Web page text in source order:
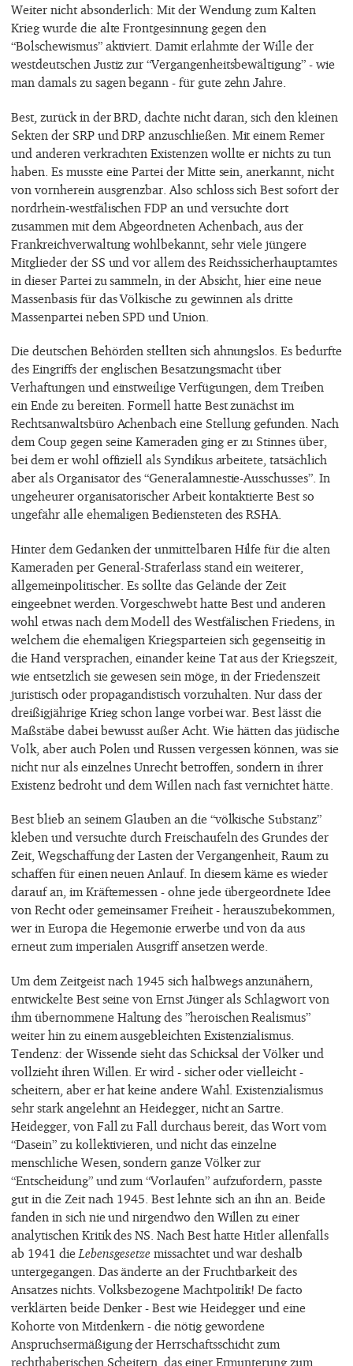
Weiter nicht absonderlich: Mit der Wendung zum Kalten
Krieg wurde die alte Frontgesinnung gegen den
“Bolschewismus” aktiviert. Damit erlahmte der Wille der
westdeutschen Justiz zur “Vergangenheitsbewältigung” - wie
man damals zu sagen begann - für gute zehn Jahre.
Best, zurück in der BRD, dachte nicht daran, sich den kleinen
Sekten der SRP und DRP anzuschließen. Mit einem Remer
und anderen verkrachten Existenzen wollte er nichts zu tun
haben. Es musste eine Partei der Mitte sein, anerkannt, nicht
von vornherein ausgrenzbar. Also schloss sich Best sofort der
nordrhein-westfälischen FDP an und versuchte dort
zusammen mit dem Abgeordneten Achenbach, aus der
Frankreichverwaltung wohlbekannt, sehr viele jüngere
Mitglieder der SS und vor allem des Reichssicherhauptamtes
in dieser Partei zu sammeln, in der Absicht, hier eine neue
Massenbasis für das Völkische zu gewinnen als dritte
Massenpartei neben SPD und Union.
Die deutschen Behörden stellten sich ahnungslos. Es bedurfte
des Eingriffs der englischen Besatzungsmacht über
Verhaftungen und einstweilige Verfügungen, dem Treiben
ein Ende zu bereiten. Formell hatte Best zunächst im
Rechtsanwaltsbüro Achenbach eine Stellung gefunden. Nach
dem Coup gegen seine Kameraden ging er zu Stinnes über,
bei dem er wohl offiziell als Syndikus arbeitete, tatsächlich
aber als Organisator des “Generalamnestie-Ausschusses”. In
ungeheurer organisatorischer Arbeit kontaktierte Best so
ungefähr alle ehemaligen Bediensteten des RSHA.
Hinter dem Gedanken der unmittelbaren Hilfe für die alten
Kameraden per General-Straferlass stand ein weiterer,
allgemeinpolitischer. Es sollte das Gelände der Zeit
eingeebnet werden. Vorgeschwebt hatte Best und anderen
wohl etwas nach dem Modell des Westfälischen Friedens, in
welchem die ehemaligen Kriegsparteien sich gegenseitig in
die Hand versprachen, einander keine Tat aus der Kriegszeit,
wie entsetzlich sie gewesen sein möge, in der Friedenszeit
juristisch oder propagandistisch vorzuhalten. Nur dass der
dreißigjährige Krieg schon lange vorbei war. Best lässt die
Maßstäbe dabei bewusst außer Acht. Wie hätten das jüdische
Volk, aber auch Polen und Russen vergessen können, was sie
nicht nur als einzelnes Unrecht betroffen, sondern in ihrer
Existenz bedroht und dem Willen nach fast vernichtet hätte.
Best blieb an seinem Glauben an die “völkische Substanz”
kleben und versuchte durch Freischaufeln des Grundes der
Zeit, Wegschaffung der Lasten der Vergangenheit, Raum zu
schaffen für einen neuen Anlauf. In diesem käme es wieder
darauf an, im Kräftemessen - ohne jede übergeordnete Idee
von Recht oder gemeinsamer Freiheit - herauszubekommen,
wer in Europa die Hegemonie erwerbe und von da aus
erneut zum imperialen Ausgriff ansetzen werde.
Um dem Zeitgeist nach 1945 sich halbwegs anzunähern,
entwickelte Best seine von Ernst Jünger als Schlagwort von
ihm übernommene Haltung des ”heroischen Realismus”
weiter hin zu einem ausgebleichten Existenzialismus.
Tendenz: der Wissende sieht das Schicksal der Völker und
vollzieht ihren Willen. Er wird - sicher oder vielleicht -
scheitern, aber er hat keine andere Wahl. Existenzialismus
sehr stark angelehnt an Heidegger, nicht an Sartre.
Heidegger, von Fall zu Fall durchaus bereit, das Wort vom
“Dasein” zu kollektivieren, und nicht das einzelne
menschliche Wesen, sondern ganze Völker zur
“Entscheidung” und zum “Vorlaufen” aufzufordern, passte
gut in die Zeit nach 1945. Best lehnte sich an ihn an. Beide
fanden in sich nie und nirgendwo den Willen zu einer
analytischen Kritik des NS. Nach Best hatte Hitler allenfalls
ab 1941 die Lebensgesetze missachtet und war deshalb
untergegangen. Das änderte an der Fruchtbarkeit des
Ansatzes nichts. Volksbezogene Machtpolitik! De facto
verklärten beide Denker - Best wie Heidegger und eine
Kohorte von Mitdenkern - die nötig gewordene
Anspruchsermäßigung der Herrschaftsschicht zum
rechthaberischen Scheitern, das einer Ermunterung zum